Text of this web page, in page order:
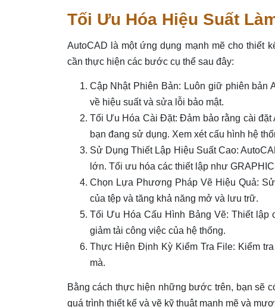
Tối Ưu Hóa Hiệu Suất
AutoCAD là một ứng dụng mạnh mẽ cho thiết
cần thực hiện các bước cụ thể sau đây:
Cập Nhật Phiên Bản: Luôn giữ phiên bản
về hiệu suất và sửa lỗi bảo mật.
Tối Ưu Hóa Cài Đặt: Đảm bảo rằng cài
bạn đang sử dụng. Xem xét cấu hình hệ
Sử Dụng Thiết Lập Hiệu Suất Cao:
lớn. Tối ưu hóa các thiết lập như
Chọn Lựa Phương Pháp Vẽ Hiệu Quả:
của tệp và tăng khả năng mở và lưu trữ.
Tối Ưu Hóa Cấu Hình Bảng Vẽ: Thiết lập
giảm tải công việc của hệ thống.
Thực Hiện Định Kỳ Kiểm Tra File: Kiểm
mà.
Bằng cách thực hiện những bước trên, bạn sẽ
quá trình thiết kế và vẽ kỹ thuật mạnh mẽ và